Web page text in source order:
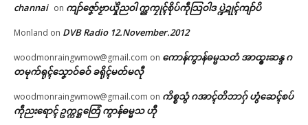
channai on ကျာ်ဇၞော်ဗၟာယှိုဲညဝါ က္ညကၠုၚ်စိုပ်ကဵုသြဝါဒ ပ္ဍဲဍုၚ်ကျာ်ပိ
Monland on DVB Radio 12.November.2012
woodmonraingwmow@gmail.com on ကောန်ကွာန်ဓမ္မသတံ အာထ္ၜးဆန္ဒ ဂ
တမုက်ရုၚ်သၞောဝ်ဓဝ် ခရိုၚ်မတ်မလီု
woodmonraingwmow@gmail.com on ကိစ္စသွံ ဂအာၚ်တိဘာဂှ် ဟွံဆေၚ်စပ်
ကဵုညးရောၚ် ဥက္ကဋ္ဌတြေံ ကွာန်ဓမ္မသ ဟီု